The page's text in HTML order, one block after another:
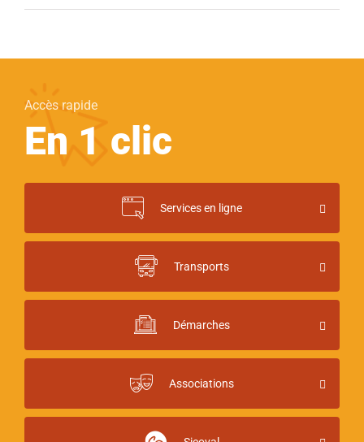
Accès rapide
En 1 clic
Services en ligne
Transports
Démarches
Associations